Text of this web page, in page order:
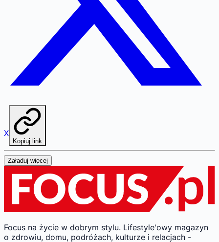
X
Kopiuj link
Załaduj więcej
Focus na życie w dobrym stylu. Lifestyle'owy magazyn
o zdrowiu, domu, podróżach, kulturze i relacjach -